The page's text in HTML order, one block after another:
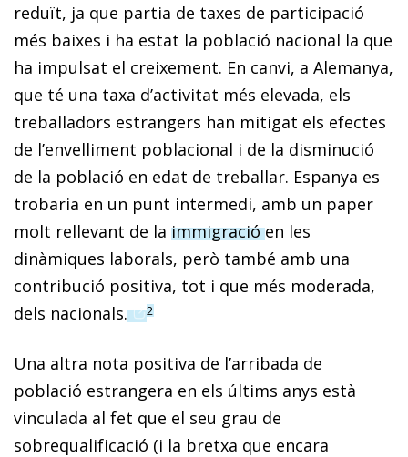
reduït, ja que partia de taxes de participació
més baixes i ha estat la població nacional la que
ha impulsat el creixement. En canvi, a Alemanya,
que té una taxa d’activitat més elevada, els
treballadors estrangers han mitigat els efectes
de l’envelliment poblacional i de la disminució
de la població en edat de treballar. Espanya es
trobaria en un punt intermedi, amb un paper
molt rellevant de la immigracióen les
dinàmiques laborals, però també amb una
contribució positiva, tot i que més moderada,
dels nacionals.(opens in a new window)
2
Una altra nota positiva de l’arribada de
població estrangera en els últims anys està
vinculada al fet que el seu grau de
sobrequalificació (i la bretxa que encara